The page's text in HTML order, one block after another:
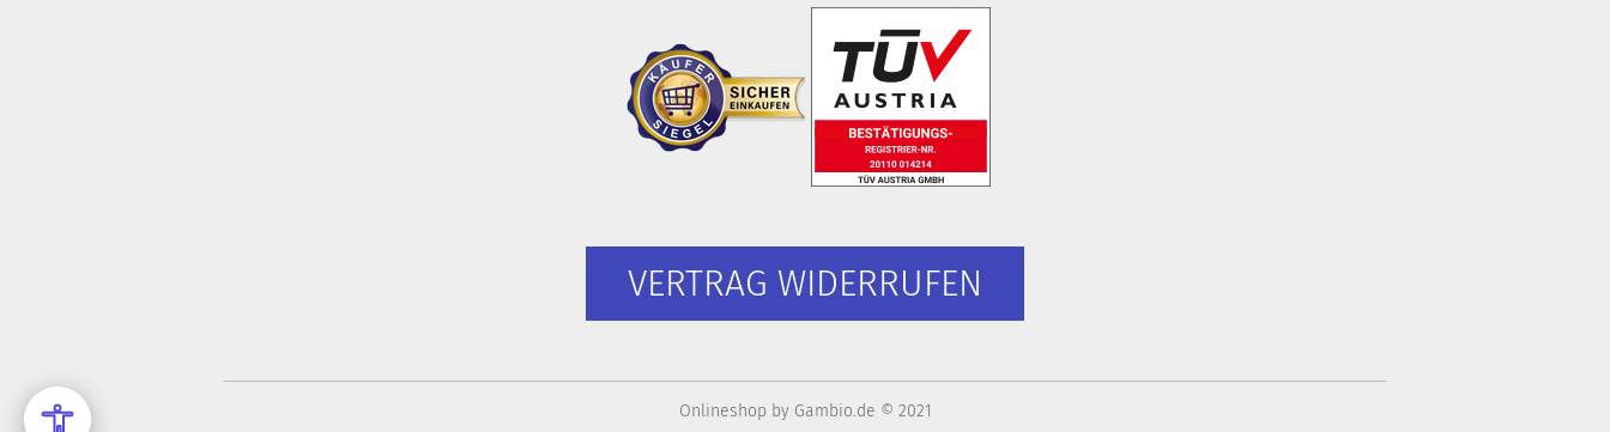
VERTRAG WIDERRUFEN
Onlineshop by Gambio.de © 2021